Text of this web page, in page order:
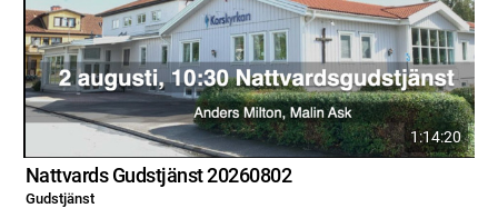
1:14:20
Nattvards Gudstjänst 20260802
Gudstjänst